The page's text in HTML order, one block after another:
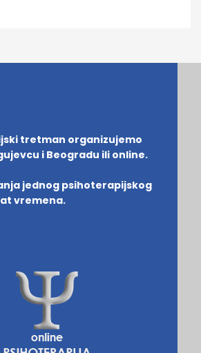
tretman organizujemo
i Beogradu ili online.
jednog psihoterapijskog
vremena.